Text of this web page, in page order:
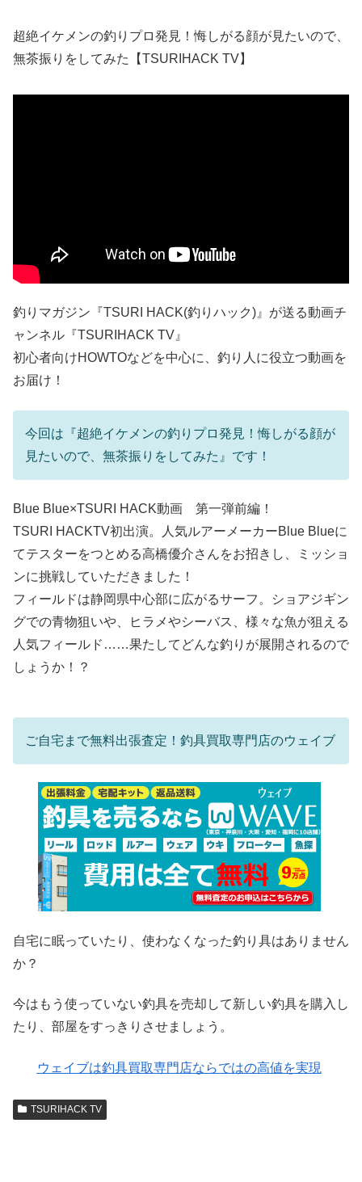
超絶イケメンの釣りプロ発見！悔しがる顔が見たいので、
無茶振りをしてみた【TSURIHACK TV】
釣りマガジン『TSURI HACK(釣りハック)』が送る動画チ
ャンネル『TSURIHACK TV』
初心者向けHOWTOなどを中心に、釣り人に役立つ動画を
お届け！
今回は『超絶イケメンの釣りプロ発見！悔しがる顔が
見たいので、無茶振りをしてみた』です！
Blue Blue×TSURI HACK動画 第一弾前編！
TSURI HACKTV初出演。人気ルアーメーカーBlue Blueに
てテスターをつとめる高橋優介さんをお招きし、ミッショ
ンに挑戦していただきました！
フィールドは静岡県中心部に広がるサーフ。ショアジギン
グでの青物狙いや、ヒラメやシーバス、様々な魚が狙える
人気フィールド……果たしてどんな釣りが展開されるので
しょうか！？
ご自宅まで無料出張査定！釣具買取専門店のウェイブ
自宅に眠っていたり、使わなくなった釣り具はありません
か？
今はもう使っていない釣具を売却して新しい釣具を購入し
たり、部屋をすっきりさせましょう。
ウェイブは釣具買取専門店ならではの高値を実現
TSURIHACK TV